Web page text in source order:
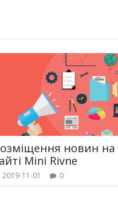
новин на
Mini Rivne
2019-11-01 0
спортивно-ігровий
на Лебединці